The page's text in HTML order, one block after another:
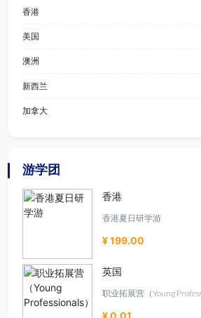
香港
美国
澳洲
新西兰
加拿大
游学团
香港
香港夏日研学游
¥ 199.00
英国
职业拓展营（Young